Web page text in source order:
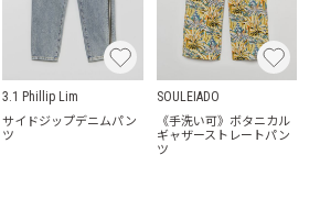
3.1 Phillip Lim
サイドジップデニムパン
ツ
SOULEIADO
《手洗い可》ボタニカル
ギャザーストレートパン
ツ